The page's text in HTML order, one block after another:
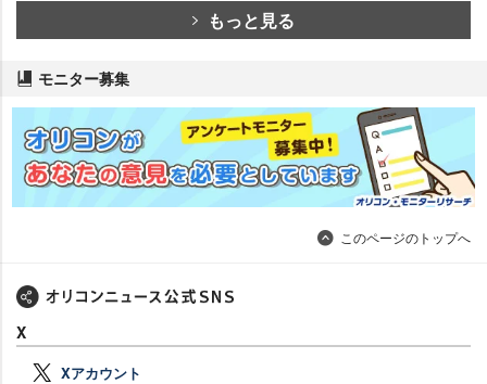
もっと見る
モニター募集
このページのトップへ
X
Xアカウント